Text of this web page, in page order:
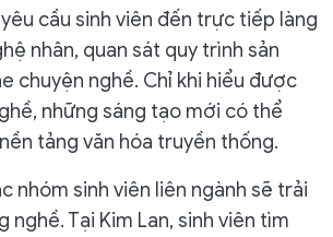
cầu sinh viên đến trực tiếp làng
nhân, quan sát quy trình sản
chuyện nghề. Chỉ khi hiểu được
những sáng tạo mới có thể
tảng văn hóa truyền thống.
nhóm sinh viên liên ngành sẽ trải
nghề. Tại Kim Lan, sinh viên tìm